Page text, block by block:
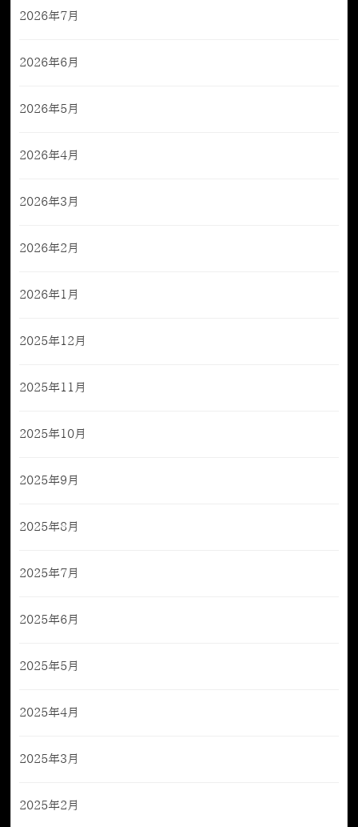
2026年7月
2026年6月
2026年5月
2026年4月
2026年3月
2026年2月
2026年1月
2025年12月
2025年11月
2025年10月
2025年9月
2025年8月
2025年7月
2025年6月
2025年5月
2025年4月
2025年3月
2025年2月